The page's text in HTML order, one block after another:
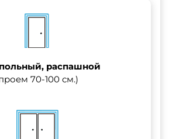
распашной
70-100 см.)